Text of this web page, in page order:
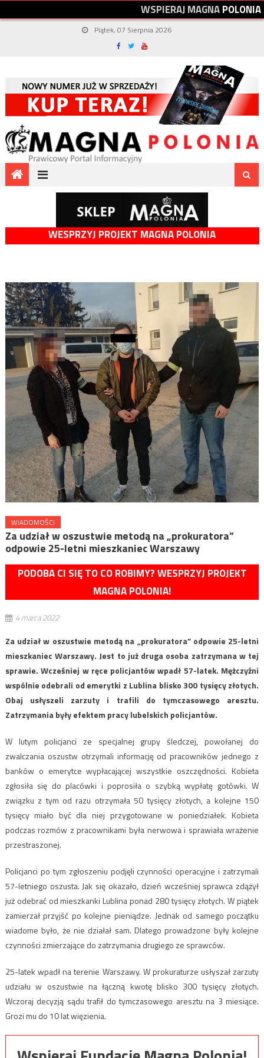
WSPIERAJMAGNAPOLONIA
Piątek, 07 Sierpnia 2026
WESPRZYJ PROJEKT MAGNA POLONIA
WIADOMOŚCI
Za udział w oszustwie metodą na „prokuratora”
odpowie 25-letni mieszkaniec Warszawy
PODOBA CI SIĘ TO CO ROBIMY? WESPRZYJ PROJEKT
MAGNA POLONIA!
4 marca 2022
Za udział w oszustwie metodą na „prokuratora” odpowie 25-letni
mieszkaniec Warszawy. Jest to już druga osoba zatrzymana w tej
sprawie. Wcześniej w ręce policjantów wpadł 57-latek. Mężczyźni
wspólnie odebrali od emerytki z Lublina blisko 300 tysięcy złotych.
Obaj usłyszeli zarzuty i trafili do tymczasowego aresztu.
Zatrzymania były efektem pracy lubelskich policjantów.
W lutym policjanci ze specjalnej grupy śledczej, powołanej do
zwalczania oszustw otrzymali informację od pracowników jednego z
banków o emerytce wypłacającej wszystkie oszczędności. Kobieta
zgłosiła się do placówki i poprosiła o szybką wypłatę gotówki. W
związku z tym od razu otrzymała 50 tysięcy złotych, a kolejne 150
tysięcy miało być dla niej przygotowane w poniedziałek. Kobieta
podczas rozmów z pracownikami była nerwowa i sprawiała wrażenie
przestraszonej.
Policjanci po tym zgłoszeniu podjęli czynności operacyjne i zatrzymali
57-letniego oszusta. Jak się okazało, dzień wcześniej sprawca zdążył
już odebrać od mieszkanki Lublina ponad 280 tysięcy złotych. W piątek
zamierzał przyjść po kolejne pieniądze. Jednak od samego początku
wiadome było, że nie działał sam. Dlatego prowadzone były kolejne
czynności zmierzające do zatrzymania drugiego ze sprawców.
25-latek wpadł na terenie Warszawy. W prokuraturze usłyszał zarzuty
udziału w oszustwie na łączną kwotę blisko 300 tysięcy złotych.
Wczoraj decyzją sądu trafił do tymczasowego aresztu na 3 miesiące.
Grozi mu do 10 lat więzienia.